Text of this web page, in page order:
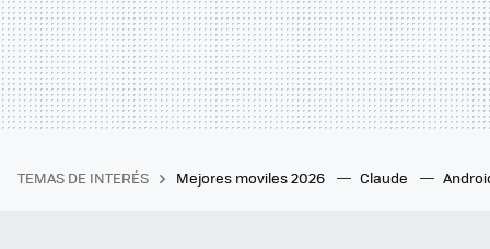
TEMAS DE INTERÉS Mejores moviles 2026 Claude